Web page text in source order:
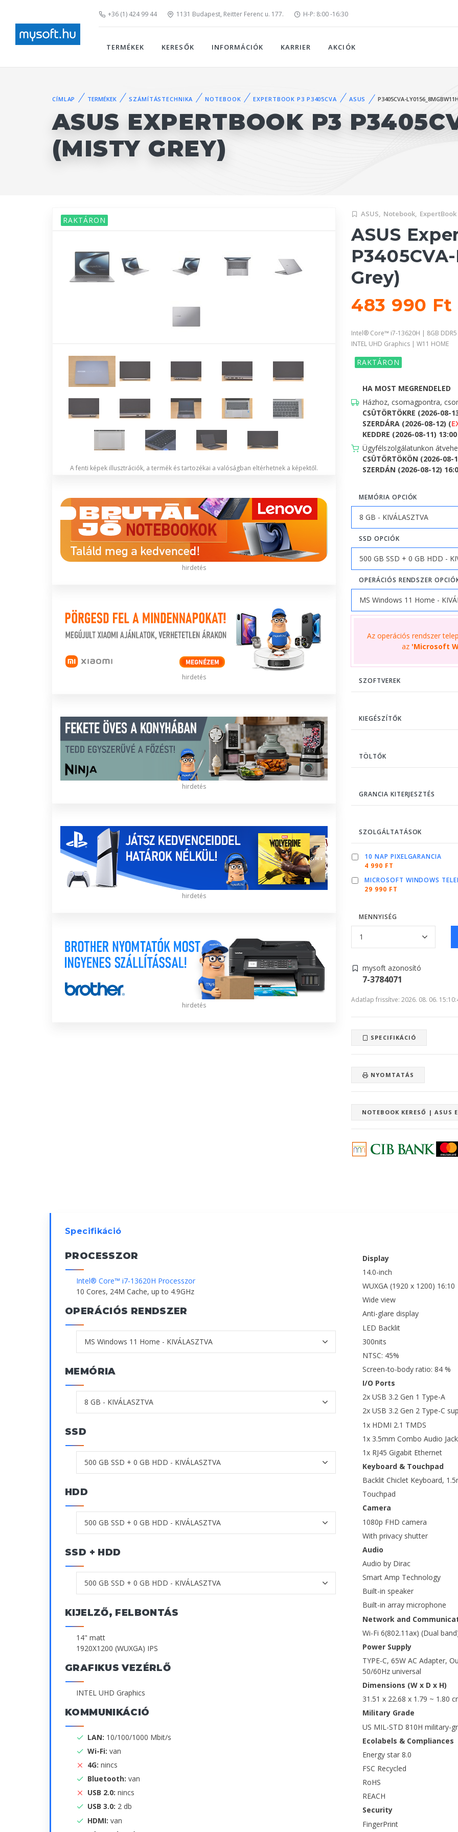
+36 (1) 424 99 44 1131 Budapest, Reitter Ferenc u. 177. H-P: 8:00 -16:30
TERMÉKEK KERESŐK INFORMÁCIÓK KARRIER AKCIÓK
CÍMLAP TERMÉKEK SZÁMÍTÁSTECHNIKA NOTEBOOK EXPERTBOOK P3 P3405CVA ASUS P3405CVA-
ASUS EXPERTBOOK P3
(MISTY GREY)
RAKTÁRON
A fenti képek illusztrációk, a termék és tartozékai a valóságban eltérhetnek a képektől.
hirdetés
hirdetés
hirdetés
hirdetés
hirdetés
ASUS, Notebook, ExpertBook
ASUS
Grey)
483 990 Ft
Intel® Core™ i7-13620H | 8GB
INTEL UHD Graphics | W11 HOME
RAKTÁRON
HA MOST MEGRENDELED
Házhoz, csomagpontra,
CSÜTÖRTÖKRE (2026-08-
SZERDÁRA (2026-08-12) (
KEDDRE (2026-08-11)
Ügyfélszolgálatunkon
CSÜTÖRTÖKÖN (2026-
SZERDÁN (2026-08-12)
MEMÓRIA OPCIÓK
SSD OPCIÓK
OPERÁCIÓS RENDSZER
Az operációs rendszer
az 'Microsoft
SZOFTVEREK
KIEGÉSZÍTŐK
TÖLTŐK
GRANCIA KITERJESZTÉS
SZOLGÁLTATÁSOK
10 NAP PIXELGARANCIA
4 990 FT
MICROSOFT WINDOWS
29 990 FT
MENNYISÉG
mysoft azonosító
7-3784071
Adatlap frissítve: 2026. 08. 06.
SPECIFIKÁCIÓ
NYOMTATÁS
NOTEBOOK KERESŐ | ASUS
Specifikáció
PROCESSZOR
Intel® Core™ i7-13620H Processzor
10 Cores, 24M Cache, up to 4.9GHz
OPERÁCIÓS RENDSZER
MEMÓRIA
SSD
HDD
SSD + HDD
KIJELZŐ, FELBONTÁS
14" matt
1920X1200 (WUXGA) IPS
GRAFIKUS VEZÉRLŐ
INTEL UHD Graphics
KOMMUNIKÁCIÓ
LAN: 10/100/1000 Mbit/s
Wi-Fi: van
4G: nincs
Bluetooth: van
USB 2.0: nincs
USB 3.0: 2 db
HDMI: van
Display
14.0-inch
WUXGA (1920 x 1200) 16:10
Wide view
Anti-glare display
LED Backlit
300nits
NTSC: 45%
Screen-to-body ratio: 84 %
I/O Ports
2x USB 3.2 Gen 1 Type-A
2x USB 3.2 Gen 2 Type-C
1x HDMI 2.1 TMDS
1x 3.5mm Combo Audio Jack
1x RJ45 Gigabit Ethernet
Keyboard & Touchpad
Backlit Chiclet Keyboard,
Touchpad
Camera
1080p FHD camera
With privacy shutter
Audio
Audio by Dirac
Smart Amp Technology
Built-in speaker
Built-in array microphone
Network and
Wi-Fi 6(802.11ax) (Dual
Power Supply
TYPE-C, 65W AC Adapter,
50/60Hz universal
Dimensions (W x D x H)
31.51 x 22.68 x 1.79 ~ 1.80
Military Grade
US MIL-STD 810H military-
Ecolabels & Compliances
Energy star 8.0
FSC Recycled
RoHS
REACH
Security
FingerPrint